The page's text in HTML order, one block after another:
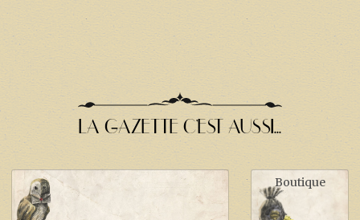
LA GAZETTE C'EST AUSSI...
Boutique